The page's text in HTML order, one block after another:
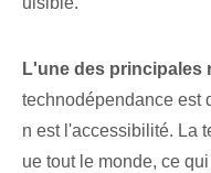
L'une des principales
technodépendance est
n est l'accessibilité. La
ue tout le monde, ce